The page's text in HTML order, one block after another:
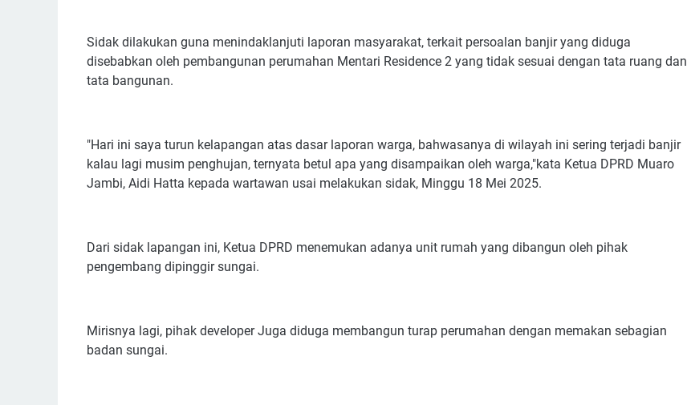
Sidak dilakukan guna menindaklanjuti laporan masyarakat, terkait persoalan banjir yang diduga
disebabkan oleh pembangunan perumahan Mentari Residence 2 yang tidak sesuai dengan tata ruang dan
tata bangunan.
"Hari ini saya turun kelapangan atas dasar laporan warga, bahwasanya di wilayah ini sering terjadi banjir
kalau lagi musim penghujan, ternyata betul apa yang disampaikan oleh warga,"kata Ketua DPRD Muaro
Jambi, Aidi Hatta kepada wartawan usai melakukan sidak, Minggu 18 Mei 2025.
Dari sidak lapangan ini, Ketua DPRD menemukan adanya unit rumah yang dibangun oleh pihak
pengembang dipinggir sungai.
Mirisnya lagi, pihak developer Juga diduga membangun turap perumahan dengan memakan sebagian
badan sungai.